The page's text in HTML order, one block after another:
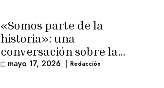
«Somos parte de la
historia»: una
conversación sobre la
memoria trans
masculina
mayo 17, 2026 | Redacción